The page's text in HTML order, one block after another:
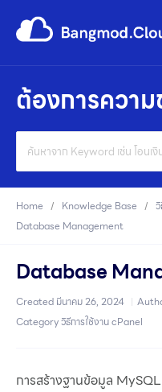
ต้องการควา
For
Home Knowledge Base
Database Management
Database
Created มีนาคม 26, 2024
Categoryวิธีการใช้งาน cPanel
การสร้างฐานข้อมูล